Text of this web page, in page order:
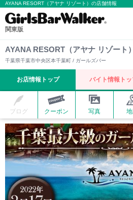
AYANA RESORT（アヤナ リゾート）の店舗情報
関東版
AYANA RESORT（アヤナ リゾート）
千葉県千葉市中央区本千葉町 / ガールズバー
お店情報トップ バイト情報ト
ブログ クーポン 写真